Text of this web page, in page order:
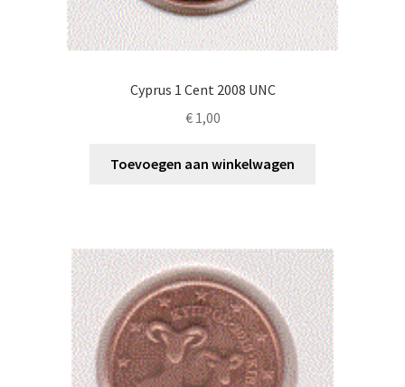
Cyprus 1 Cent 2008 UNC
€1,00
Toevoegen aan winkelwagen